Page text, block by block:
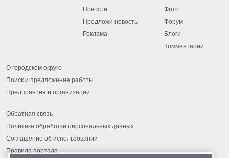
Новости
Предложи новость
Реклама
Фото
Форум
Блоги
Комментарии
О городском округе
Поиск и предложение работы
Предприятия и организации
Обратная связь
Политика обработки персональных данных
Соглашение об использовании
Правила портала